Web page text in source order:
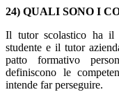
24) QUALI SONO I
Il tutor scolastico ha il
studente e il tutor
patto formativo
definiscono le
intende far perseguire.